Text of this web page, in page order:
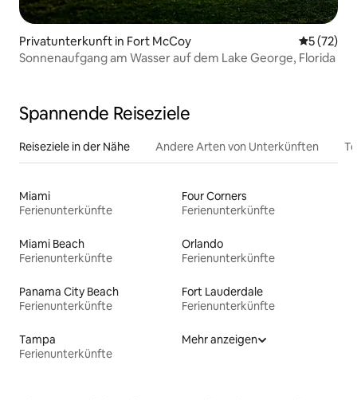
Privatunterkunft in Fort McCoy
5 (72)
Sonnenaufgang am Wasser auf dem Lake George, Florida
Spannende Reiseziele
Reiseziele in der Nähe Andere Arten von Unterkünften
Miami
Ferienunterkünfte
Four Corners
Ferienunterkünfte
Miami Beach
Ferienunterkünfte
Orlando
Ferienunterkünfte
Panama City Beach
Ferienunterkünfte
Fort Lauderdale
Ferienunterkünfte
Tampa
Ferienunterkünfte
Mehr anzeigen